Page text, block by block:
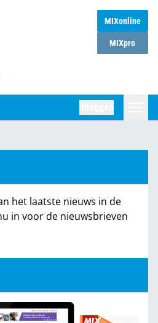
MIXonline
MIXpro
het laatste nieuws in de
in voor de nieuwsbrieven